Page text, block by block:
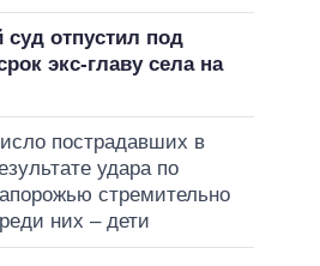
отпустил под
экс-главу села на
пострадавших в
удара по
стремительно
них – дети